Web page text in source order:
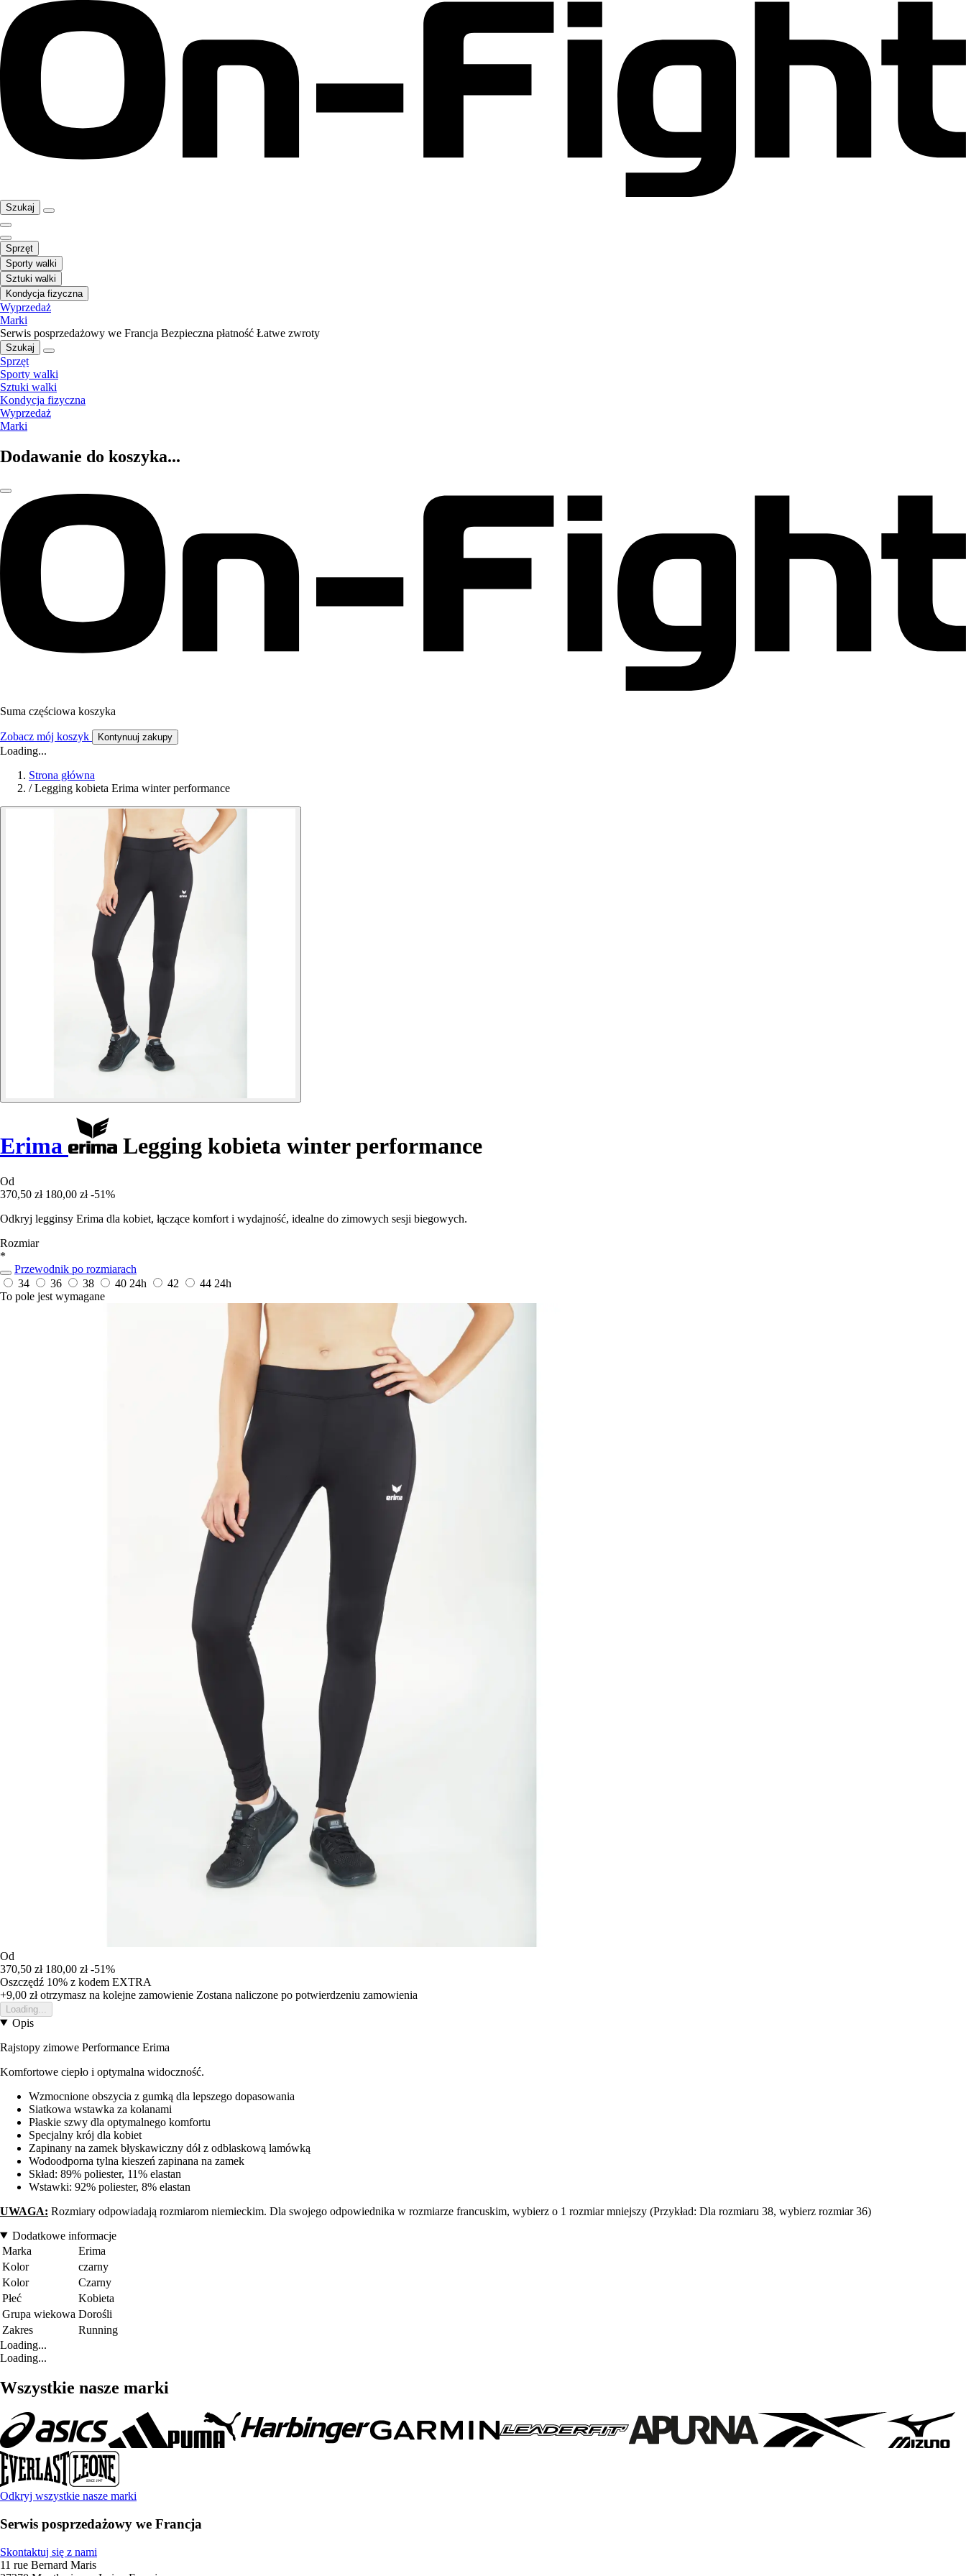
Szukaj
Sprzęt
Sporty walki
Sztuki walki
Kondycja fizyczna
Wyprzedaż
Marki
Serwis posprzedażowy we Francja Bezpieczna płatność Łatwe zwroty
Szukaj
Sprzęt
Sporty walki
Sztuki walki
Kondycja fizyczna
Wyprzedaż
Marki
Dodawanie do koszyka...
Suma częściowa koszyka
Zobacz mój koszyk Kontynuuj zakupy
Loading...
Strona główna
/ Legging kobieta Erima winter performance
Erima Legging kobieta winter performance
Od
370,50 zł 180,00 zł -51%
Odkryj legginsy Erima dla kobiet, łączące komfort i wydajność, idealne do zimowych sesji biegowych.
Rozmiar
*
Przewodnik po rozmiarach
34
36 38 40 24h 42 44 24h
To pole jest wymagane
Od
370,50 zł 180,00 zł -51%
Oszczędź 10% z kodem EXTRA
+9,00 złotrzymasz na kolejne zamowienie Zostana naliczone po potwierdzeniu zamowienia
Loading...
Opis
Rajstopy zimowe Performance Erima
Komfortowe ciepło i optymalna widoczność.
Wzmocnione obszycia z gumką dla lepszego dopasowania
Siatkowa wstawka za kolanami
Płaskie szwy dla optymalnego komfortu
Specjalny krój dla kobiet
Zapinany na zamek błyskawiczny dół z odblaskową lamówką
Wodoodporna tylna kieszeń zapinana na zamek
Skład: 89% poliester, 11% elastan
Wstawki: 92% poliester, 8% elastan
UWAGA: Rozmiary odpowiadają rozmiarom niemieckim. Dla swojego odpowiednika w rozmiarze francuskim, wybierz o 1 rozmiar mniejszy (Przykład: Dla rozmiaru 38, wybierz rozmiar 36)
Dodatkowe informacje
Marka
Erima
Kolor
czarny
Kolor
Czarny
Płeć
Kobieta
Grupa wiekowa Dorośli
Zakres
Running
Loading...
Loading...
Wszystkie nasze marki
Odkryj wszystkie nasze marki
Serwis posprzedażowy we Francja
Skontaktuj się z nami
11 rue Bernard Maris